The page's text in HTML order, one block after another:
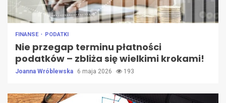
FINANSE PODATKI
Nie przegap terminu płatności
podatków – zbliża się wielkimi krokami!
Joanna Wróblewska 6 maja 2026 193